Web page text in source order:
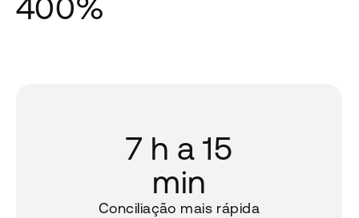
400%
7 h a 15
min
Conciliação mais rápida